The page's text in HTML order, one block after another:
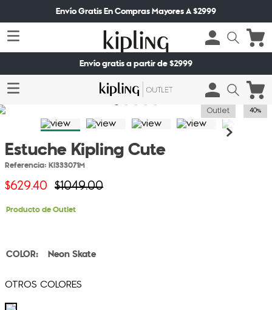
Envío Gratis En Compras Mayores A $2999
Envío gratis a partir de $2999
Outlet 40%
Estuche Kipling Cute
Referencia: KI333071M
$629.40 $1049.00
Producto de Outlet
Neon Skate